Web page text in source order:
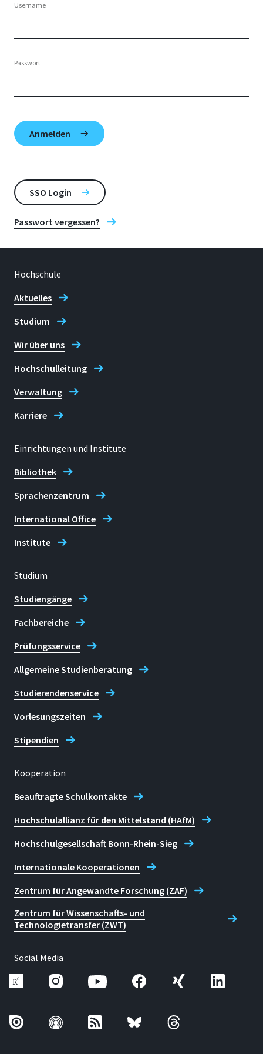
Username
Passwort
SSO Login
Passwort vergessen?
Hochschule
Aktuelles
Studium
Wir über uns
Hochschulleitung
Verwaltung
Karriere
Einrichtungen und Institute
Bibliothek
Sprachenzentrum
International Office
Institute
Studium
Studiengänge
Fachbereiche
Prüfungsservice
Allgemeine Studienberatung
Studierendenservice
Vorlesungszeiten
Stipendien
Kooperation
Beauftragte Schulkontakte
Hochschulallianz für den Mittelstand (HAfM)
Hochschulgesellschaft Bonn-Rhein-Sieg
Internationale Kooperationen
Zentrum für Angewandte Forschung (ZAF)
Zentrum für Wissenschafts- und
Technologietransfer (ZWT)
Social Media